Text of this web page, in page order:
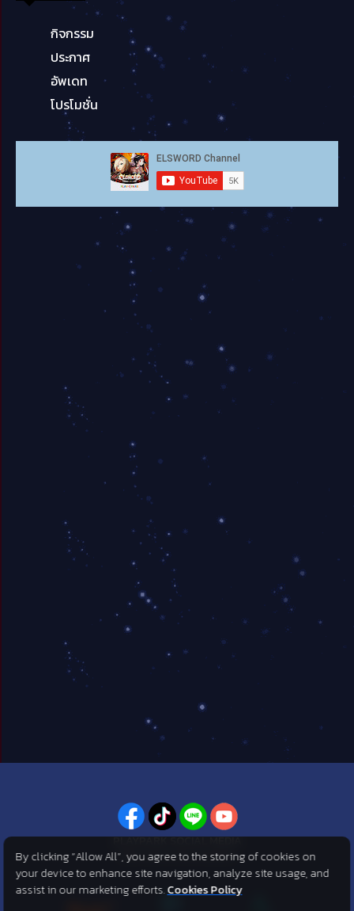
กิจกรรม
ประกาศ
อัพเดท
โปรโมชั่น
PLAYPARK SOCIAL MEDIA
ไม่พลาดทุกข่าวสารจาก PlayPark
By clicking “Allow All”, you agree to the storing of cookies on
your device to enhance site navigation, analyze site usage, and
assist in our marketing efforts.Cookies Policy